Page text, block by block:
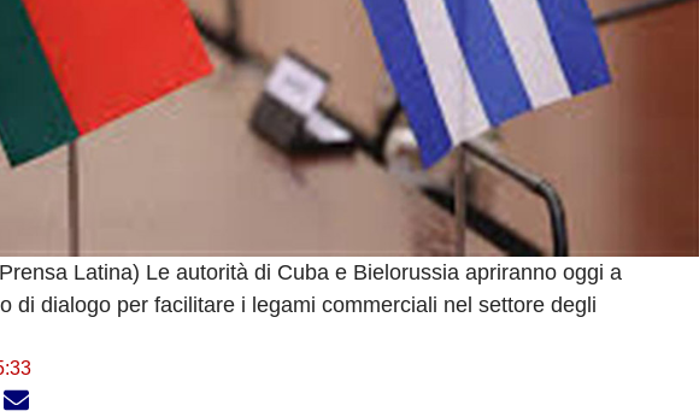
Latina) Le autorità di Cuba e Bielorussia apriranno oggi a
di dialogo per facilitare i legami commerciali nel settore degli